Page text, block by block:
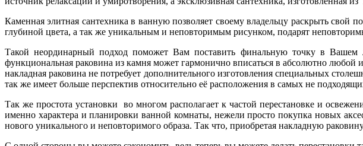
Каменная элитная сантехника в ванную позволяет своему владельцу раскрыть
глубиной цвета, а так же уникальным и неповторимым рисунком, подарят
Такой неординарный подход поможет Вам поставить финальную точку в
функциональная раковина из камня может гармонично вписаться в абсолютно любой
накладная раковина не потребует дополнительного изготовления специальных
так же имеет больше перспектив относительно её расположения в самых не
Так же простота установки во многом располагает к частой перестановке и
именно характера и планировки ванной комнаты, нежели просто покупка новых
нового уникального и неповторимого образа. Так что, приобретая накладную